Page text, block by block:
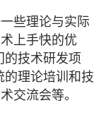
些理论与实际
上手快的优
的技术研发项
理论培训和技
交流会等。